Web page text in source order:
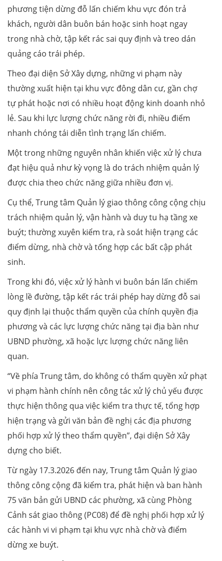
phương tiện dừng đỗ lấn chiếm khu vực đón trả
khách, người dân buôn bán hoặc sinh hoạt ngay
trong nhà chờ, tập kết rác sai quy định và treo dán
quảng cáo trái phép.
Theo đại diện Sở Xây dựng, những vi phạm này
thường xuất hiện tại khu vực đông dân cư, gần chợ
tự phát hoặc nơi có nhiều hoạt động kinh doanh nhỏ
lẻ. Sau khi lực lượng chức năng rời đi, nhiều điểm
nhanh chóng tái diễn tình trạng lấn chiếm.
Một trong những nguyên nhân khiến việc xử lý chưa
đạt hiệu quả như kỳ vọng là do trách nhiệm quản lý
được chia theo chức năng giữa nhiều đơn vị.
Cụ thể, Trung tâm Quản lý giao thông công cộng chịu
trách nhiệm quản lý, vận hành và duy tu hạ tầng xe
buýt; thường xuyên kiểm tra, rà soát hiện trạng các
điểm dừng, nhà chờ và tổng hợp các bất cập phát
sinh.
Trong khi đó, việc xử lý hành vi buôn bán lấn chiếm
lòng lề đường, tập kết rác trái phép hay dừng đỗ sai
quy định lại thuộc thẩm quyền của chính quyền địa
phương và các lực lượng chức năng tại địa bàn như
UBND phường, xã hoặc lực lượng chức năng liên
quan.
“Về phía Trung tâm, do không có thẩm quyền xử phạt
vi phạm hành chính nên công tác xử lý chủ yếu được
thực hiện thông qua việc kiểm tra thực tế, tổng hợp
hiện trạng và gửi văn bản đề nghị các địa phương
phối hợp xử lý theo thẩm quyền”, đại diện Sở Xây
dựng cho biết.
Từ ngày 17.3.2026 đến nay, Trung tâm Quản lý giao
thông công cộng đã kiểm tra, phát hiện và ban hành
75 văn bản gửi UBND các phường, xã cùng Phòng
Cảnh sát giao thông (PC08) để đề nghị phối hợp xử lý
các hành vi vi phạm tại khu vực nhà chờ và điểm
dừng xe buýt.